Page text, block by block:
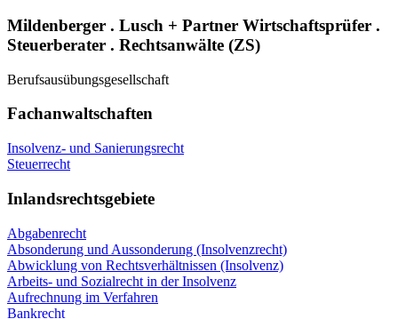
Mildenberger . Lusch + Partner Wirtschaftsprüfer .
Steuerberater . Rechtsanwälte (ZS)
Berufsausübungsgesellschaft
Fachanwaltschaften
Insolvenz- und Sanierungsrecht
Steuerrecht
Inlandsrechtsgebiete
Abgabenrecht
Absonderung und Aussonderung (Insolvenzrecht)
Abwicklung von Rechtsverhältnissen (Insolvenz)
Arbeits- und Sozialrecht in der Insolvenz
Aufrechnung im Verfahren
Bankrecht